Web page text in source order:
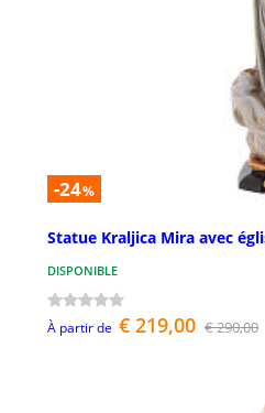
-24%
Statue Kraljica Mira avec
DISPONIBLE
À partir de € 219,00 € 290,00